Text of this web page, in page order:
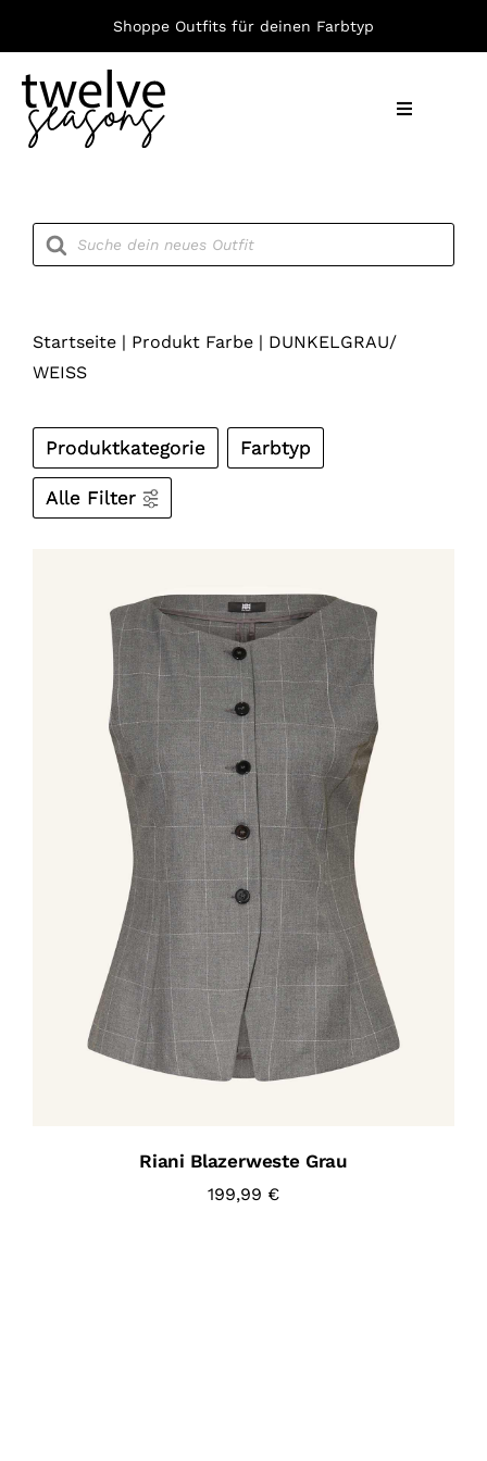
springen
Shoppe Outfits für deinen Farbtyp
Toggle
Products
search
Startseite| Produkt Farbe| DUNKELGRAU/
WEISS
Produktkategorie Farbtyp
Alle Filter
Riani Blazerweste Grau
199,99 €